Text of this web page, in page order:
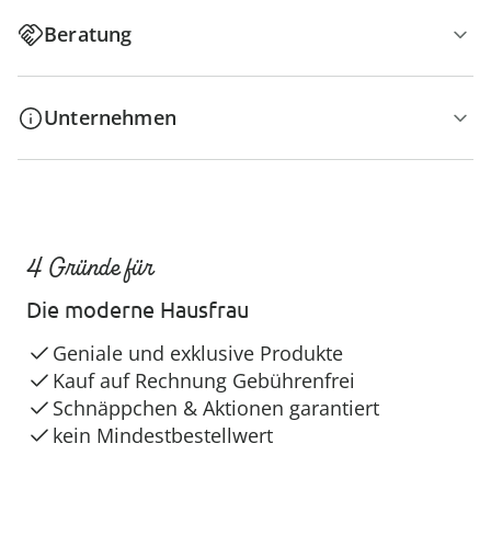
Beratung
Unternehmen
4 Gründe für
Die moderne Hausfrau
Geniale und exklusive Produkte
Kauf auf Rechnung Gebührenfrei
Schnäppchen & Aktionen garantiert
kein Mindestbestellwert